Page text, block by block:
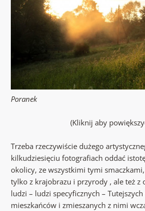
Poranek
(Kliknij aby
Trzeba rzeczywiście dużego
kilkudziesięciu fotografiach oddać
okolicy, ze wszystkimi tymi
tylko z krajobrazu i przyrody , ale też z
ludzi – ludzi specyficznych – Tutejszych
mieszkańców i zmieszanych z nimi